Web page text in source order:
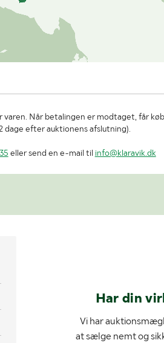
Når betalingen er modtaget, får
dage efter auktionens afslutning).
eller send en e-mail til info@klaravik.dk
Har din
Vi har
at sælge nemt og